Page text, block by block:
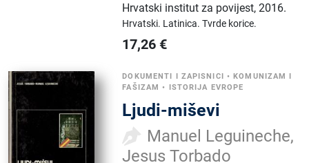
Hrvatski institut za povijest,2016.
Hrvatski. Latinica.Tvrde korice.
17,26 €
DOKUMENTI I ZAPISNICI •KOMUNIZAM I
FAŠIZAM • ISTORIJA EVROPE
Ljudi-miševi
Manuel Leguineche,
Jesus Torbado